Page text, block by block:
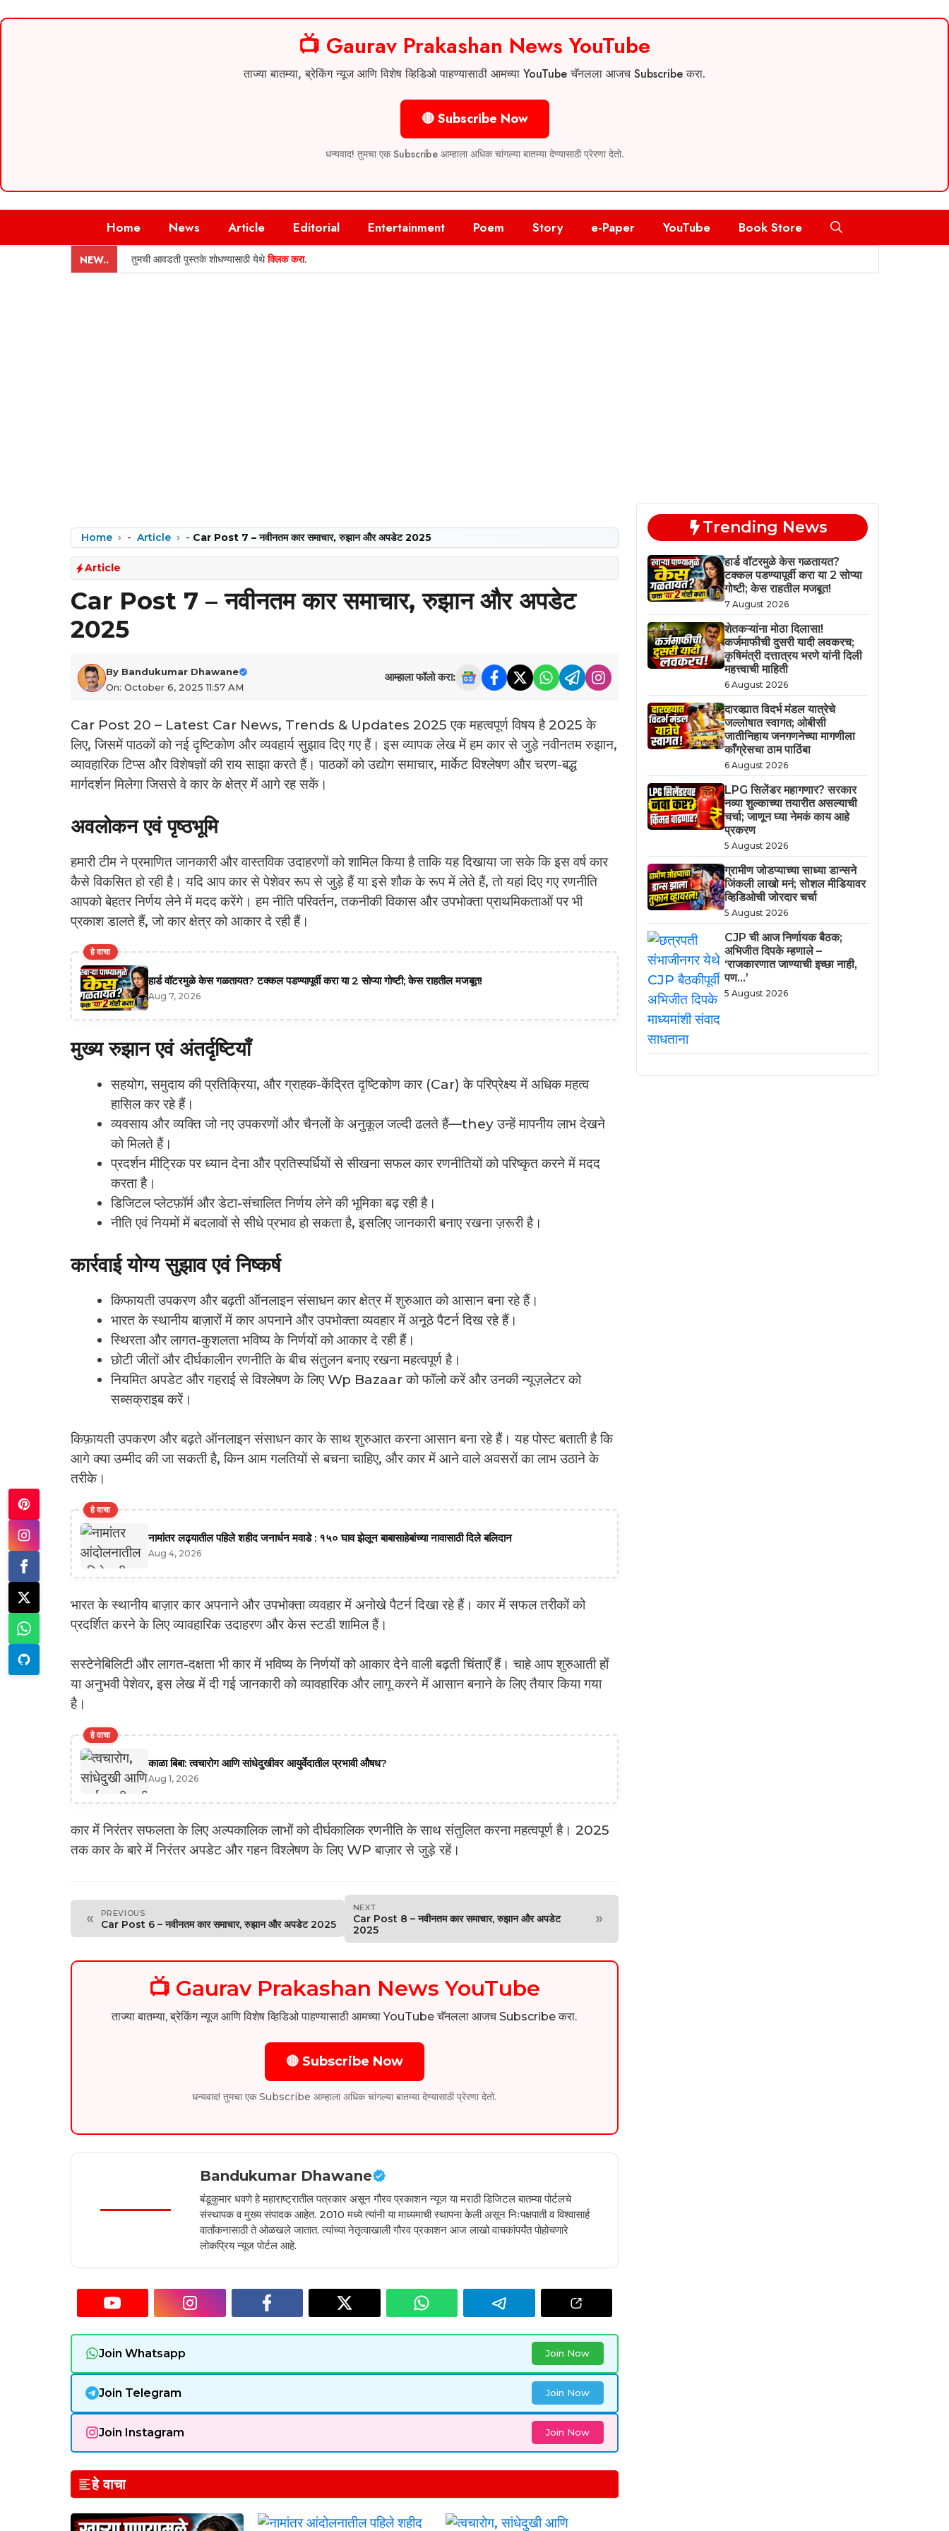
📺 Gaurav Prakashan News YouTube
ताज्या बातम्या, ब्रेकिंग न्यूज आणि विशेष व्हिडिओ पाहण्यासाठी आमच्या YouTube चॅनलला आजच Subscribe करा.
🔴 Subscribe Now
धन्यवाद! तुमचा एक Subscribe आम्हाला अधिक चांगल्या बातम्या देण्यासाठी प्रेरणा देतो.
Home News Article Editorial Entertainment Poem Story e-Paper YouTube Book Store
NEW.. तुमची आवडती पुस्तके शोधण्यासाठी येथेक्लिक करा.
Home - Article - Car Post 7 – नवीनतम कार समाचार, रुझान और अपडेट 2025
Article
Car Post 7 – नवीनतम कार समाचार, रुझान और अपडेट
2025
By Bandukumar Dhawane
On: October 6, 2025 11:57 AM
आम्हाला फॉलो करा:
Car Post 20 – Latest Car News, Trends & Updates 2025 एक महत्वपूर्ण विषय है 2025 के
लिए, जिसमें पाठकों को नई दृष्टिकोण और व्यवहार्य सुझाव दिए गए हैं। इस व्यापक लेख में हम कार से जुड़े नवीनतम रुझान,
व्यावहारिक टिप्स और विशेषज्ञों की राय साझा करते हैं। पाठकों को उद्योग समाचार, मार्केट विश्लेषण और चरण-बद्ध
मार्गदर्शन मिलेगा जिससे वे कार के क्षेत्र में आगे रह सकें।
अवलोकन एवं पृष्ठभूमि
हमारी टीम ने प्रमाणित जानकारी और वास्तविक उदाहरणों को शामिल किया है ताकि यह दिखाया जा सके कि इस वर्ष कार
कैसे विकसित हो रही है। यदि आप कार से पेशेवर रूप से जुड़े हैं या इसे शौक के रूप में लेते हैं, तो यहां दिए गए रणनीति
आपको बेहतर निर्णय लेने में मदद करेंगे। हम नीति परिवर्तन, तकनीकी विकास और उपभोक्ता प्राथमिकताओं पर भी
प्रकाश डालते हैं, जो कार क्षेत्र को आकार दे रही हैं।
हे वाचा
हार्ड वॉटरमुळे केस गळतायत? टक्कल पडण्यापूर्वी करा या 2 सोप्या गोष्टी; केस राहतील मजबूत!
Aug 7, 2026
मुख्य रुझान एवं अंतर्दृष्टियाँ
सहयोग, समुदाय की प्रतिक्रिया, और ग्राहक-केंद्रित दृष्टिकोण कार (Car) के परिप्रेक्ष्य में अधिक महत्व
हासिल कर रहे हैं।
व्यवसाय और व्यक्ति जो नए उपकरणों और चैनलों के अनुकूल जल्दी ढलते हैं—they उन्हें मापनीय लाभ देखने
को मिलते हैं।
प्रदर्शन मीट्रिक पर ध्यान देना और प्रतिस्पर्धियों से सीखना सफल कार रणनीतियों को परिष्कृत करने में मदद
करता है।
डिजिटल प्लेटफ़ॉर्म और डेटा-संचालित निर्णय लेने की भूमिका बढ़ रही है।
नीति एवं नियमों में बदलावों से सीधे प्रभाव हो सकता है, इसलिए जानकारी बनाए रखना ज़रूरी है।
कार्रवाई योग्य सुझाव एवं निष्कर्ष
किफायती उपकरण और बढ़ती ऑनलाइन संसाधन कार क्षेत्र में शुरुआत को आसान बना रहे हैं।
भारत के स्थानीय बाज़ारों में कार अपनाने और उपभोक्ता व्यवहार में अनूठे पैटर्न दिख रहे हैं।
स्थिरता और लागत-कुशलता भविष्य के निर्णयों को आकार दे रही हैं।
छोटी जीतों और दीर्घकालीन रणनीति के बीच संतुलन बनाए रखना महत्वपूर्ण है।
नियमित अपडेट और गहराई से विश्लेषण के लिए Wp Bazaar को फॉलो करें और उनकी न्यूज़लेटर को
सब्सक्राइब करें।
किफ़ायती उपकरण और बढ़ते ऑनलाइन संसाधन कार के साथ शुरुआत करना आसान बना रहे हैं। यह पोस्ट बताती है कि
आगे क्या उम्मीद की जा सकती है, किन आम गलतियों से बचना चाहिए, और कार में आने वाले अवसरों का लाभ उठाने के
तरीके।
हे वाचा
नामांतर लढ्यातील पहिले शहीद जनार्धन मवाडे : १५० घाव झेलून बाबासाहेबांच्या नावासाठी दिले बलिदान
Aug 4, 2026
भारत के स्थानीय बाज़ार कार अपनाने और उपभोक्ता व्यवहार में अनोखे पैटर्न दिखा रहे हैं। कार में सफल तरीकों को
प्रदर्शित करने के लिए व्यावहारिक उदाहरण और केस स्टडी शामिल हैं।
सस्टेनेबिलिटी और लागत-दक्षता भी कार में भविष्य के निर्णयों को आकार देने वाली बढ़ती चिंताएँ हैं। चाहे आप शुरुआती हों
या अनुभवी पेशेवर, इस लेख में दी गई जानकारी को व्यावहारिक और लागू करने में आसान बनाने के लिए तैयार किया गया
है।
हे वाचा
काळा बिबा: त्वचारोग आणि सांधेदुखीवर आयुर्वेदातील प्रभावी औषध?
Aug 1, 2026
कार में निरंतर सफलता के लिए अल्पकालिक लाभों को दीर्घकालिक रणनीति के साथ संतुलित करना महत्वपूर्ण है। 2025
तक कार के बारे में निरंतर अपडेट और गहन विश्लेषण के लिए WP बाज़ार से जुड़े रहें।
« PREVIOUS
Car Post 6 – नवीनतम कार समाचार, रुझान और अपडेट 2025
NEXT
Car Post 8 – नवीनतम कार समाचार, रुझान और अपडेट
2025
»
📺 Gaurav Prakashan News YouTube
ताज्या बातम्या, ब्रेकिंग न्यूज आणि विशेष व्हिडिओ पाहण्यासाठी आमच्या YouTube चॅनलला आजच Subscribe करा.
🔴 Subscribe Now
धन्यवाद! तुमचा एक Subscribe आम्हाला अधिक चांगल्या बातम्या देण्यासाठी प्रेरणा देतो.
Bandukumar Dhawane
बंडूकुमार धवणे हे महाराष्ट्रातील पत्रकार असून गौरव प्रकाशन न्यूज या मराठी डिजिटल बातम्या पोर्टलचे
संस्थापक व मुख्य संपादक आहेत. 2010 मध्ये त्यांनी या माध्यमाची स्थापना केली असून निःपक्षपाती व विश्वासार्ह
वार्तांकनासाठी ते ओळखले जातात. त्यांच्या नेतृत्वाखाली गौरव प्रकाशन आज लाखो वाचकांपर्यंत पोहोचणारे
लोकप्रिय न्यूज पोर्टल आहे.
Join Whatsapp Join Now
Join Telegram Join Now
Join Instagram Join Now
हे वाचा
Trending News
हार्ड वॉटरमुळे केस गळतायत?
टक्कल पडण्यापूर्वी करा या 2 सोप्या
गोष्टी; केस राहतील मजबूत!
7 August 2026
शेतकऱ्यांना मोठा दिलासा!
कर्जमाफीची दुसरी यादी लवकरच;
कृषिमंत्री दत्तात्रय भरणे यांनी दिली
महत्त्वाची माहिती
6 August 2026
दारव्ह्यात विदर्भ मंडल यात्रेचे
जल्लोषात स्वागत; ओबीसी
जातीनिहाय जनगणनेच्या मागणीला
काँग्रेसचा ठाम पाठिंबा
6 August 2026
LPG सिलेंडर महागणार? सरकार
नव्या शुल्काच्या तयारीत असल्याची
चर्चा; जाणून घ्या नेमकं काय आहे
प्रकरण
5 August 2026
ग्रामीण जोडप्याच्या साध्या डान्सने
जिंकली लाखो मनं; सोशल मीडियावर
व्हिडिओची जोरदार चर्चा
5 August 2026
CJP ची आज निर्णायक बैठक;
अभिजीत दिपके म्हणाले –
‘राजकारणात जाण्याची इच्छा नाही,
पण…’
5 August 2026